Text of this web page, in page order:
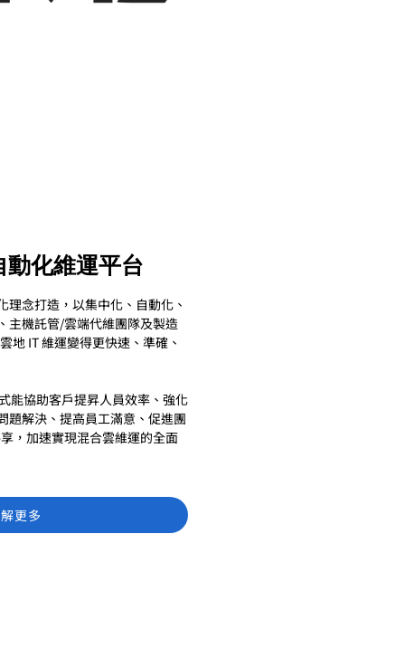
化維運平台
理念打造，以集中化、自動化、
主機託管/雲端代維團隊及製造
地 IT 維運變得更快速、準確、
能協助客戶提昇人員效率、強化
題解決、提高員工滿意、促進團
，加速實現混合雲維運的全面
更多